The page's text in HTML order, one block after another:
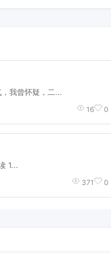
我曾怀疑，二...
16 0
1...
371 0